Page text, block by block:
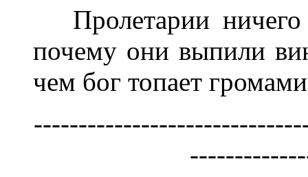
Пролетарии ничего
почему они выпили
чем бог топает